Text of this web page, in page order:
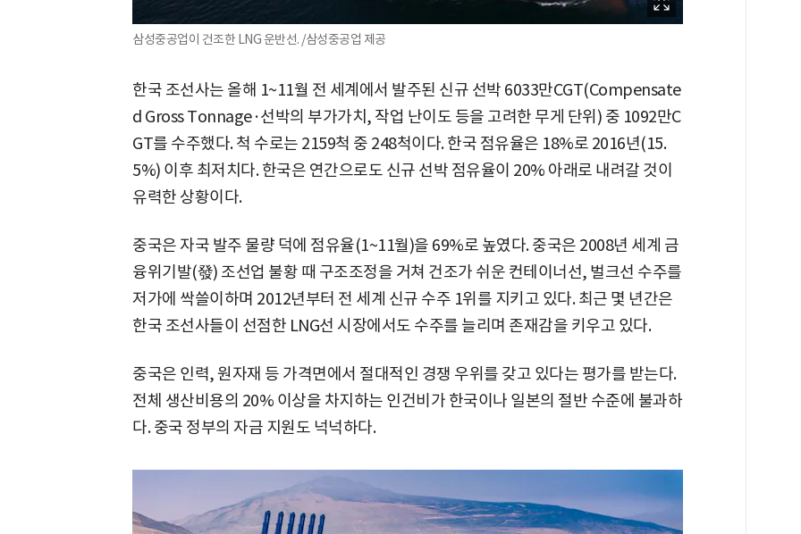
삼성중공업이 건조한 LNG 운반선. /삼성중공업 제공
한국 조선사는 올해 1~11월 전 세계에서 발주된 신규 선박 6033만CGT(Compensate
d Gross Tonnage·선박의 부가가치, 작업 난이도 등을 고려한 무게 단위) 중 1092만C
GT를 수주했다. 척 수로는 2159척 중 248척이다. 한국 점유율은 18%로 2016년(15.
5%) 이후 최저치다. 한국은 연간으로도 신규 선박 점유율이 20% 아래로 내려갈 것이
유력한 상황이다.
중국은 자국 발주 물량 덕에 점유율(1~11월)을 69%로 높였다. 중국은 2008년 세계 금
융위기발(發) 조선업 불황 때 구조조정을 거쳐 건조가 쉬운 컨테이너선, 벌크선 수주를
저가에 싹쓸이하며 2012년부터 전 세계 신규 수주 1위를 지키고 있다. 최근 몇 년간은
한국 조선사들이 선점한 LNG선 시장에서도 수주를 늘리며 존재감을 키우고 있다.
중국은 인력, 원자재 등 가격면에서 절대적인 경쟁 우위를 갖고 있다는 평가를 받는다.
전체 생산비용의 20% 이상을 차지하는 인건비가 한국이나 일본의 절반 수준에 불과하
다. 중국 정부의 자금 지원도 넉넉하다.